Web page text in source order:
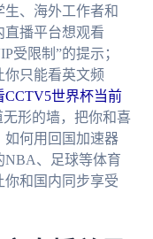
、海外工作者和
播平台想观看
受限制”的提示；
你只能看英文频
CCTV5世界杯当前
形的墙，把你和喜
如何用回国加速器
NBA、足球等体育
你和国内同步享受